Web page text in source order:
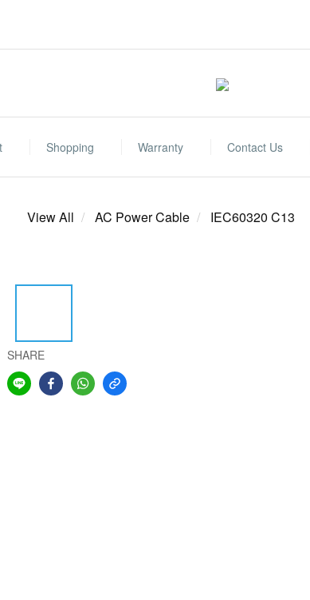
Shopping Warranty Contact Us
View All AC Power Cable IEC60320 C13
SHARE